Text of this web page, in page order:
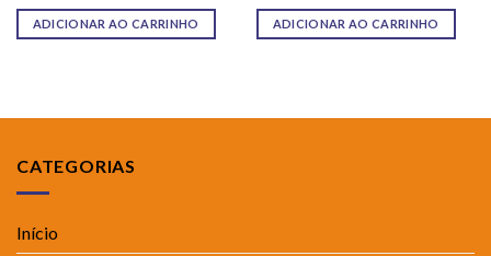
ADICIONAR AO CARRINHO ADICIONAR AO CARRINHO
CATEGORIAS
Início